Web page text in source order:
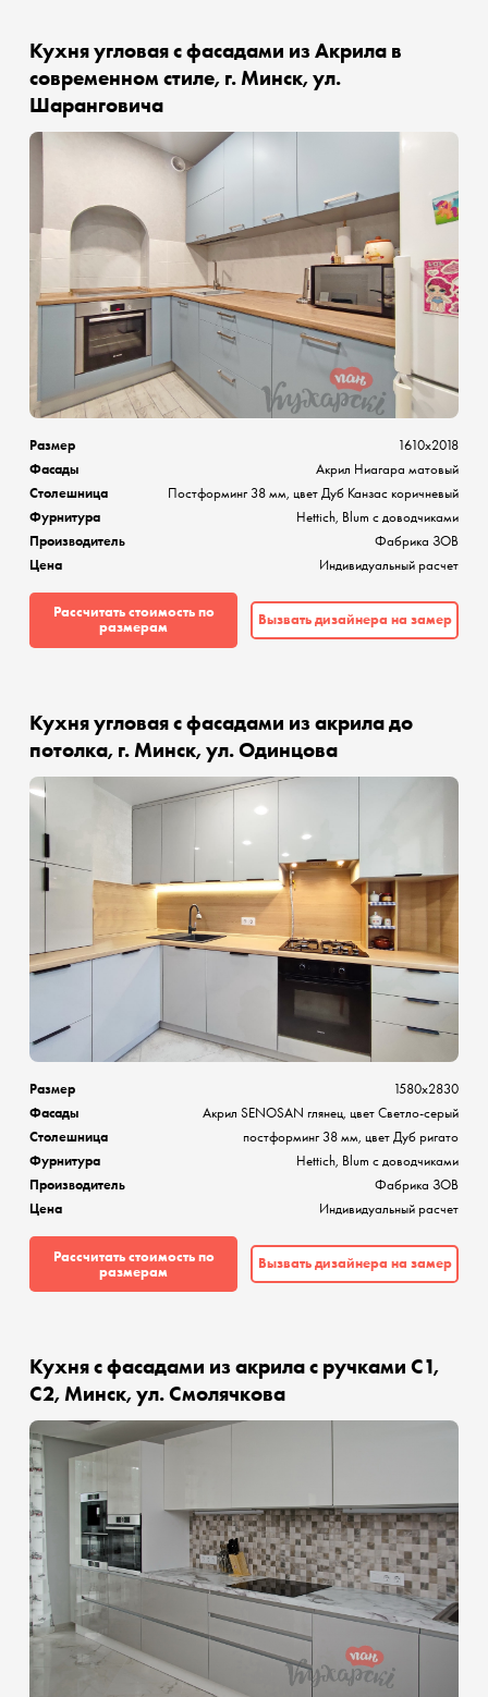
Кухня угловая с фасадами из Акрила в
современном стиле, г. Минск, ул.
Шаранговича
Размер
1610х2018
Фасады
Акрил Ниагара матовый
Столешница
Постформинг 38 мм, цвет Дуб Канзас коричневый
Фурнитура
Hettich, Blum с доводчиками
Производитель
Фабрика ЗОВ
Цена
Индивидуальный расчет
Рассчитать стоимость по
размерам
Вызвать дизайнера на замер
Кухня угловая с фасадами из акрила до
потолка, г. Минск, ул. Одинцова
Размер
1580х2830
Фасады
Акрил SENOSAN глянец, цвет Светло-серый
Столешница
постформинг 38 мм, цвет Дуб ригато
Фурнитура
Hettich, Blum с доводчиками
Производитель
Фабрика ЗОВ
Цена
Индивидуальный расчет
Рассчитать стоимость по
размерам
Вызвать дизайнера на замер
Кухня с фасадами из акрила с ручками C1,
C2, Минск, ул. Смолячкова